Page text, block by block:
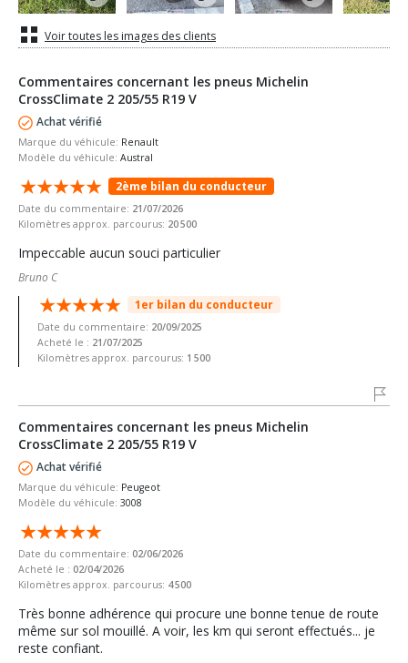
Voir toutes les images des clients
Commentaires concernant les pneus Michelin
CrossClimate 2 205/55 R19 V
Achat vérifié
Marque du véhicule: Renault
Modèle du véhicule: Austral
2ème bilan du conducteur
Date du commentaire: 21/07/2026
Kilomètres approx. parcourus: 20 500
Impeccable aucun souci particulier
Bruno C
1er bilan du conducteur
Date du commentaire: 20/09/2025
Acheté le : 21/07/2025
Kilomètres approx. parcourus: 1 500
Commentaires concernant les pneus Michelin
CrossClimate 2 205/55 R19 V
Achat vérifié
Marque du véhicule: Peugeot
Modèle du véhicule: 3008
Date du commentaire: 02/06/2026
Acheté le : 02/04/2026
Kilomètres approx. parcourus: 4 500
Très bonne adhérence qui procure une bonne tenue de route
même sur sol mouillé. A voir, les km qui seront effectués... je
reste confiant.